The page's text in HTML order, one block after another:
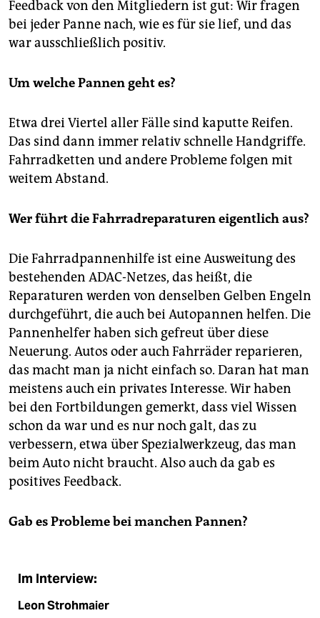
Feedback von den Mitgliedern ist gut: Wir fragen
bei jeder Panne nach, wie es für sie lief, und das
war ausschließlich positiv.
Um welche Pannen geht es?
Etwa drei Viertel aller Fälle sind kaputte Reifen.
Das sind dann immer relativ schnelle Handgriffe.
Fahrradketten und andere Probleme folgen mit
weitem Abstand.
Wer führt die Fahrradreparaturen eigentlich aus?
Die Fahrradpannenhilfe ist eine Ausweitung des
bestehenden ADAC-Netzes, das heißt, die
Reparaturen werden von denselben Gelben Engeln
durchgeführt, die auch bei Autopannen helfen. Die
Pannenhelfer haben sich gefreut über diese
Neuerung. Autos oder auch Fahrräder reparieren,
das macht man ja nicht einfach so. Daran hat man
meistens auch ein privates Interesse. Wir haben
bei den Fortbildungen gemerkt, dass viel Wissen
schon da war und es nur noch galt, das zu
verbessern, etwa über Spezialwerkzeug, das man
beim Auto nicht braucht. Also auch da gab es
positives Feedback.
Gab es Probleme bei manchen Pannen?
Im Interview:
Leon Strohmaier